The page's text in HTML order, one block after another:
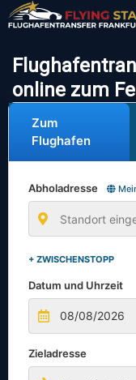
online zum
Zum
Flughafen
Abholadresse
+ ZWISCHENSTOPP
Datum und Uhrzeit
Zieladresse